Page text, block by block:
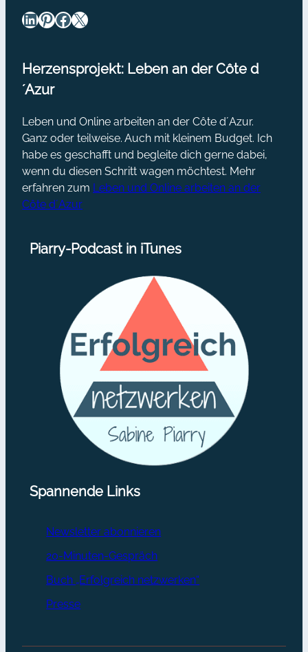
LinkedIn Pinterest Facebook X
Herzensprojekt: Leben an der Côte d
´Azur
Leben und Online arbeiten an der Côte d´Azur.
Ganz oder teilweise. Auch mit kleinem Budget. Ich
habe es geschafft und begleite dich gerne dabei,
wenn du diesen Schritt wagen möchtest. Mehr
erfahren zum Leben und Online arbeiten an der
Côte d´Azur
Piarry-Podcast in iTunes
Spannende Links
Newsletter abonnieren
20-Minuten-Gespräch
Buch „Erfolgreich netzwerken“
Presse